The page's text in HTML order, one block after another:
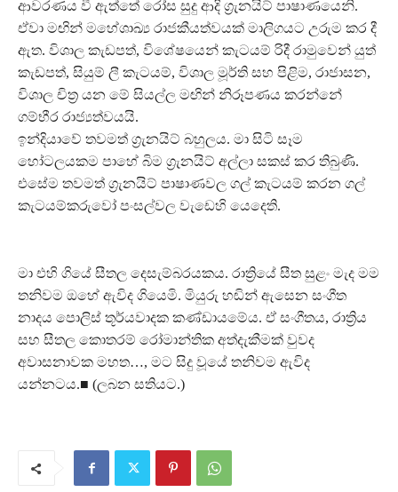
ආවරණය වී ඇත්තේ රෝස සුදු ආදි ග්‍රැනයිට් පාෂාණයෙනි.
ඒවා මඟින් මහේශාඛ්‍ය රාජකීයත්වයක් මාලිගයට උරුම කර දී
ඇත. විශාල කැඩපත්, විශේෂයෙන් කැටයම් රිදී රාමුවෙන් යුත්
කැඩපත්, සියුම් ලී කැටයම්, විශාල මූර්ති සහ පිළිම, රාජාසන,
විශාල චිත්‍ර යන මේ සියල්ල මඟින් නිරූපණය කරන්නේ
ගම්භීර රාජ්‍යත්වයයි.
ඉන්දියාවේ තවමත් ග්‍රැනයිට් බහුලය. මා සිටි සෑම
හෝටලයකම පාහේ බිම ග්‍රැනයිට් අල්ලා සකස් කර තිබුණි.
එසේම තවමත් ග්‍රැනයිට් පාෂාණවල ගල් කැටයම් කරන ගල්
කැටයම්කරුවෝ පංසල්වල වැඩෙහි යෙදෙති.
මා එහි ගියේ සීතල දෙසැම්බරයකය. රාත්‍රියේ සීත සුළං මැද මම
තනිවම ඔහේ ඇවිද ගියෙමි. මියුරු හඬින් ඇසෙන සංගීත
නාදය පොලිස් තූර්යවාදක කණ්ඩායමේය. ඒ සංගීතය, රාත්‍රිය
සහ සීතල කොතරම් රෝමාන්තික අත්දැකීමක් වුවද
අවාසනාවක මහත…, මට සිදු වූයේ තනිවම ඇවිද
යන්නටය.■ (ලබන සතියට.)